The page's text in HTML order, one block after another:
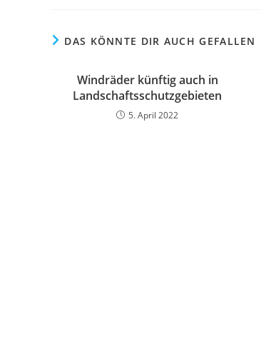
DAS KÖNNTE DIR AUCH GEFALLEN
Windräder künftig auch in
Landschaftsschutzgebieten
5. April 2022